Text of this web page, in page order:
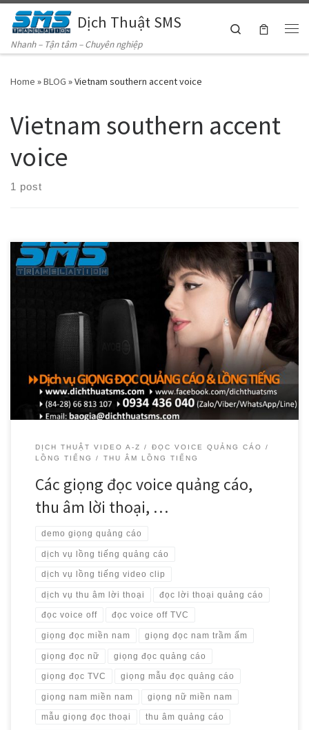
Skip to contentDịch Thuật SMS
Nhanh – Tận tâm – Chuyên nghiệp
Search
Home »BLOG »Vietnam southern accent voice
Vietnam southern accent
voice
1 post
Chúng tôi cung cấp dịch vụ thu âm giọng đọc voice cho video clip
quảng cáo, đọc lời thoại cho phim giới thiệu doanh nghiệp với
giọng đọc miền nam và miền bắc phát âm chuẩn, truyền cảm,
chuyên nghiệp. Các voice talent lồng tiếng quảng cáo của chúng tôi
DỊCH THUẬT VIDEO A-Z
ĐỌC VOICE QUẢNG CÁO
LỒNG TIẾNG
THU ÂM LỒNG TIẾNG
Các giọng đọc voice quảng cáo,
thu âm lời thoại, …
demo giọng quảng cáo
dịch vụ lồng tiếng quảng cáo
dịch vụ lồng tiếng video clip
dịch vụ thu âm lời thoại đọc lời thoại quảng cáo
đọc voice off đọc voice off TVC
giọng đọc miền nam giọng đọc nam trầm ấm
giọng đọc nữ giọng đọc quảng cáo
giọng đọc TVC giọng mẫu đọc quảng cáo
giọng nam miền nam giọng nữ miền nam
mẫu giọng đọc thoại thu âm quảng cáo